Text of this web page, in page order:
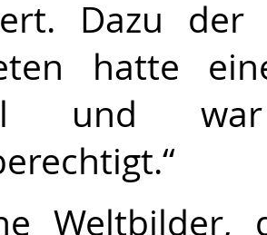
Dazu der
hatte
und
Weltbilder,